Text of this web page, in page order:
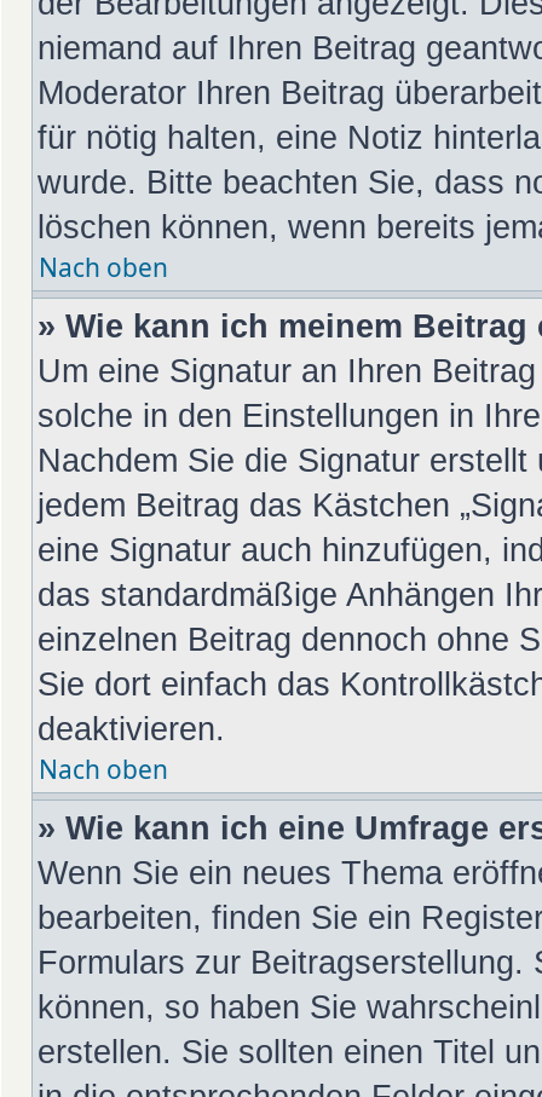
niemand auf Ihren Beitrag
Moderator Ihren Beitrag
für nötig halten, eine Notiz
wurde. Bitte beachten Sie, dass
löschen können, wenn bereits
Nach oben
» Wie kann ich meinem
Um eine Signatur an Ihren
solche in den Einstellungen in
Nachdem Sie die Signatur
jedem Beitrag das Kästchen
eine Signatur auch hinzufügen,
das standardmäßige Anhängen
einzelnen Beitrag dennoch ohne
Sie dort einfach das
deaktivieren.
Nach oben
» Wie kann ich eine Umfrage
Wenn Sie ein neues Thema
bearbeiten, finden Sie ein
Formulars zur
können, so haben Sie
erstellen. Sie sollten einen Titel